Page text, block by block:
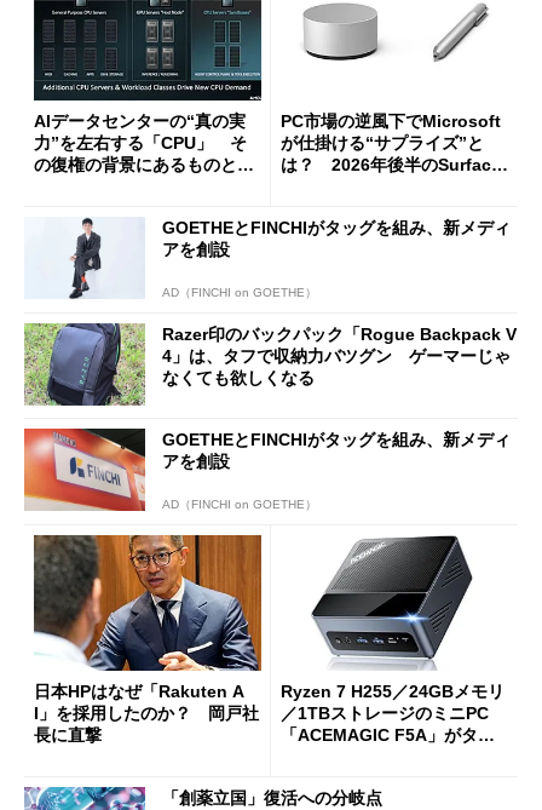
AIデータセンターの“真の実
力”を左右する「CPU」 そ
の復権の背景にあるものと
PC市場の逆風下でMicrosoft
が仕掛ける“サプライズ”と
は？ 2026年後半のSurface
GOETHEとFINCHIがタッグを組み、新メディ
アを創設
AD（FINCHI on GOETHE）
Razer印のバックパック「Rogue Backpack V
4」は、タフで収納力バツグン ゲーマーじゃ
なくても欲しくなる
GOETHEとFINCHIがタッグを組み、新メディ
アを創設
AD（FINCHI on GOETHE）
日本HPはなぜ「Rakuten A
I」を採用したのか？ 岡戸社
長に直撃
Ryzen 7 H255／24GBメモリ
／1TBストレージのミニPC
「ACEMAGIC F5A」がタイ
「創薬立国」復活への分岐点